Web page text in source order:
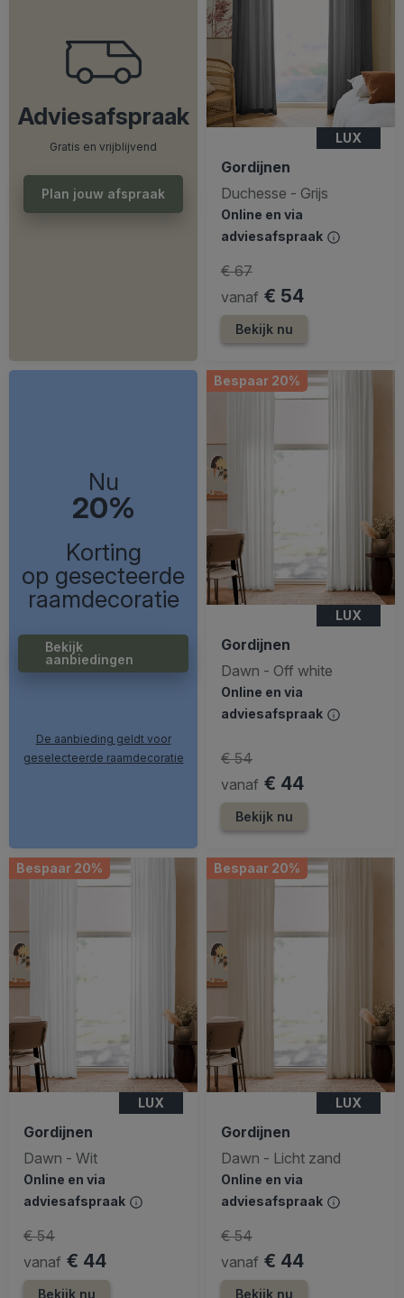
Adviesafspraak
Gratis en vrijblijvend
Plan jouw afspraak
LUX
Gordijnen
Duchesse - Grijs
Online en via
adviesafspraak
vanaf € 54
€ 67
Bekijk nu
Nu
20%
Korting
op gesecteerde
raamdecoratie
Bekijk
aanbiedingen
De aanbieding geldt voor
geselecteerde raamdecoratie
Bespaar 20%
LUX
Gordijnen
Dawn - Off white
Online en via
adviesafspraak
vanaf € 44
€ 54
Bekijk nu
Bespaar 20%
LUX
Gordijnen
Dawn - Wit
Online en via
adviesafspraak
vanaf € 44
€ 54
Bekijk nu
Bespaar 20%
LUX
Gordijnen
Dawn - Licht zand
Online en via
adviesafspraak
vanaf € 44
€ 54
Bekijk nu